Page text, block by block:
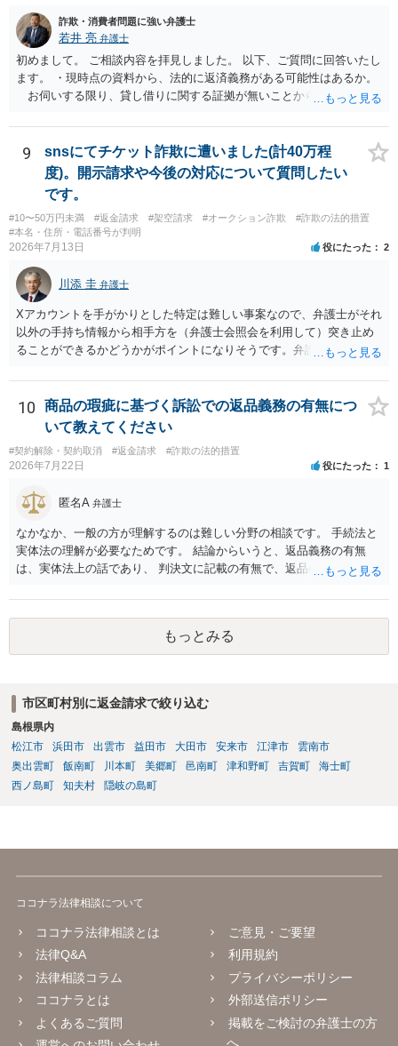
詐欺・消費者問題に強い弁護士
若井 亮 弁護士
初めまして。 ご相談内容を拝見しました。 以下、ご質問に回答いたし
ます。 ・現時点の資料から、法的に返済義務がある可能性はあるか。
お伺いする限り、貸し借りに関する証拠が無いことから、相手方が
主張や現在の資料を踏まえ、今後どのように対応するのが適切か。
贈与か消費貸借かの争いにおいては、様々な圧力をかけて回収をしよ
うとするケースも散見されます。 ご自身での対応に窮するようであ
れば、代理人を立てることもご検討ください。 ・相手へ送る回答文に
ついてアドバイスをいただけるか。 具体的な回答内容については、
一般的に無料法律相談での対応外になろうかと思います。 法律事務
所にご連絡いただき、対応の可否や費用をご確認ください。
9
snsにてチケット詐欺に遭いました(計40万程
度)。開示請求や今後の対応について質問したい
です。
#10〜50万円未満 #返金請求 #架空請求 #オークション詐欺
#詐欺の法的措置
#本名・住所・電話番号が判明
2026年7月13日 役にたった 2
川添 圭 弁護士
Xアカウントを手がかりとした特定は難しい事案なので、弁護士がそれ
以外の手持ち情報から相手方を（弁護士会照会を利用して）突き止め
ることができるかどうかがポイントになりそうです。弁護士による調
せることになるでしょう。見通しについては、実際の資料等を弁護士
に検討してもらう必要があると思います。弁護士費用は自由化されて
いますので個別に確認いただく必要がありますが、そもそも回収でき
るかどうかが問題になり得る事案であり、被害額の規模からみると、
仮に回収できたとしても弁護士費用を差し引いた実質回収分はかなり
少なくなる可能性もあるように思います。
10
商品の瑕疵に基づく訴訟での返品義務の有無につ
いて教えてください
#契約解除・契約取消 #返金請求 #詐欺の法的措置
2026年7月22日 役にたった 1
匿名A 弁護士
なかなか、一般の方が理解するのは難しい分野の相談です。 手続法と
実体法の理解が必要なためです。 結論からいうと、返品義務の有無
は、実体法上の話であり、 判決文に記載の有無で、返品義務の有無が
品せよ」と判決文に書かれていなくても、 全額支払い判決の前提とし
て、契約不適合責任を理由に契約を解除してれば、 原状回復義務とし
て、相談者さんは、商品の返品義務を負うことになります。 ただし、
訴訟上何等かの形で、返品義務の有無が争われ争点化していたが、 結
されていれば、 相手は返品請求を再度主張できない可能性はあります
（信義則による主張制限）。
もっとみる
市区町村別に返金請求で絞り込む
島根県内
松江市
浜田市 出雲市 益田市 大田市 安来市 江津市
雲南市
奥出雲町
飯南町 川本町 美郷町 邑南町 津和野町 吉賀町
海士町
西ノ島町
知夫村 隠岐の島町
ココナラ法律相談について
ココナラ法律相談とは
法律Q&A
法律相談コラム
ココナラとは
よくあるご質問
ご意見・ご要望
利用規約
プライバシーポリシー
外部送信ポリシー
掲載をご検討の弁護士の方
へ